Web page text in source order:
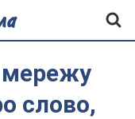
мережу
слово,